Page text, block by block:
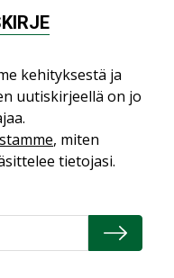
osaamisalueita
kehityksestä ja
uutiskirjeellä on jo
, miten
tietojasi.